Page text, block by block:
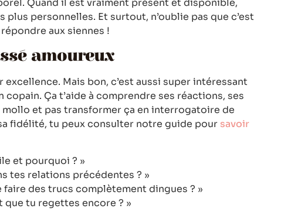
Quand il est vraiment présent et disponible,
personnelles. Et surtout, n’oublie pas que c’est
aux siennes !
amoureux
Mais bon, c’est aussi super intéressant
Ça t’aide à comprendre ses réactions, ses
et pas transformer ça en interrogatoire de
fidélité, tu peux consulter notre guide pour savoir
et pourquoi ? »
tes relations précédentes ? »
faire des trucs complètement dingues ? »
que tu regettes encore ? »